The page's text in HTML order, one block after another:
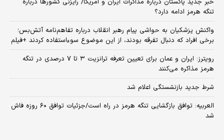
خبر جدید پاکستان درباره مذاکرات ایران و آمریکا/ رایزنی کشورها درباره
تنگه هرمز ادامه دارد؟
واکنش پزشکیان به حواشی پیام رهبر انقلاب درباره تفاهم‌نامه آتش‌بس؛
برخی افراد که دنبال تفرقه بودند، از این موضوع سوءاستفاده کردند +فیلم
رویترز: ایران و عمان برای تعیین تعرفه ترانزیت ۳ تا ۷ درصدی در تنگه
هرمز مذاکره می‌کنند
شرط جدید بازنشستگی اعلام شد
العربیه: توافق بازگشایی تنگه هرمز در راه است/جزئیات توافق ۶۰ روزه فاش
شد